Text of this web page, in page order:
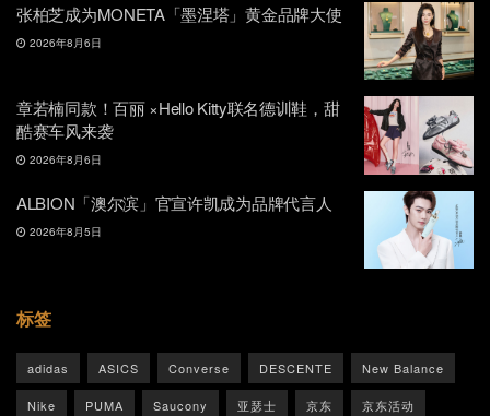
张柏芝成为MONETA「墨涅塔」黄金品牌大使
2026年8月6日
章若楠同款！百丽 ×Hello Kitty联名德训鞋，甜
酷赛车风来袭
2026年8月6日
ALBION「澳尔滨」官宣许凯成为品牌代言人
2026年8月5日
标签
adidas ASICS Converse DESCENTE New Balance
Nike PUMA Saucony 亚瑟士 京东 京东活动